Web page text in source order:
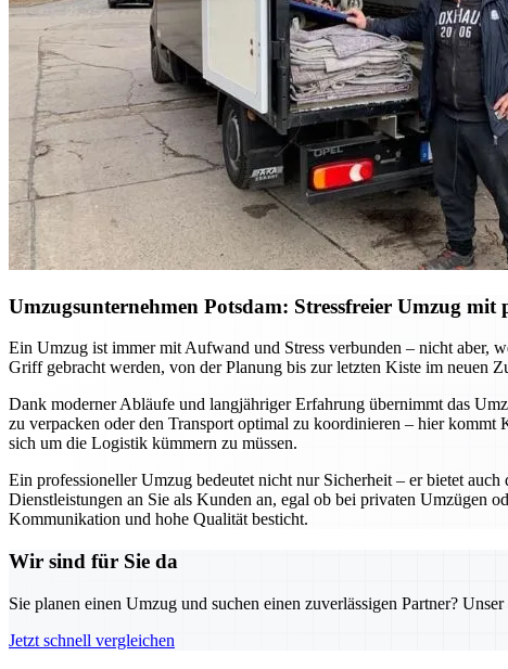
Umzugsunternehmen Potsdam: Stressfreier Umzug
Ein Umzug ist immer mit Aufwand und Stress verbunden – nicht aber,
Griff gebracht werden, von der Planung bis zur letzten Kiste im neuen
Dank moderner Abläufe und langjähriger Erfahrung übernimmt das
zu verpacken oder den Transport optimal zu koordinieren – hier
sich um die Logistik kümmern zu müssen.
Ein professioneller Umzug bedeutet nicht nur Sicherheit – er bietet
Dienstleistungen an Sie als Kunden an, egal ob bei privaten Umzügen
Kommunikation und hohe Qualität besticht.
Wir sind für Sie da
Sie planen einen Umzug und suchen einen zuverlässigen Partner?
Jetzt schnell vergleichen